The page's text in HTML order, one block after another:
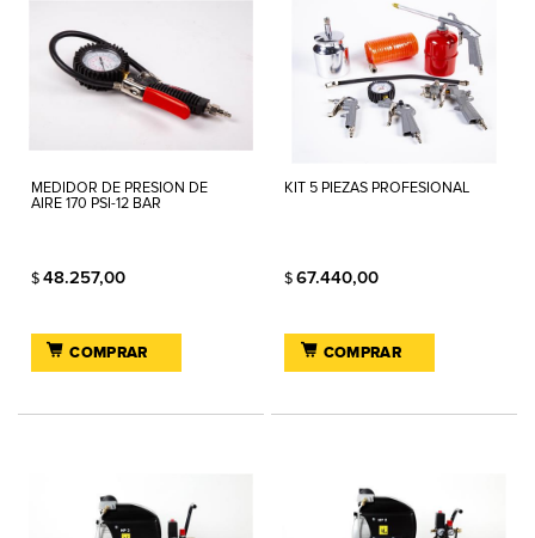
MEDIDOR DE PRESION DE
AIRE 170 PSI-12 BAR
$ 48.257,00
COMPRAR
KIT 5 PIEZAS PROFESIONAL
$67.440,00
COMPRAR